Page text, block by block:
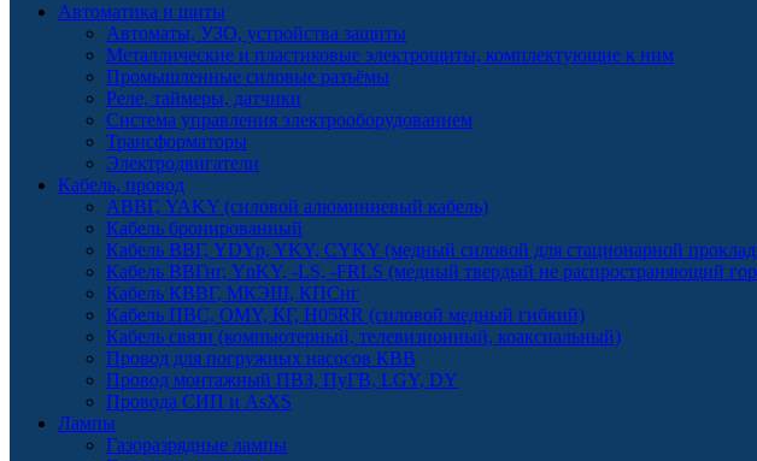
Автоматика и щиты
Автоматы, УЗО, устройства защиты
Металлические и пластиковые электрощиты, комплектующие к ним
Промышленные силовые разъёмы
Реле, таймеры, датчики
Система управления электрооборудованием
Трансформаторы
Электродвигатели
Кабель, провод
АВВГ, YAKY (силовой алюминиевый кабель)
Кабель бронированный
Кабель ВВГ, YDYp, YKY, CYKY (медный силовой для стационарной
Кабель ВВГнг, YnKY, -LS, -FRLS (медный твердый не распространяющий
Кабель КВВГ, МКЭШ, КПСнг
Кабель ПВС, OMY, КГ, H05RR (силовой медный гибкий)
Кабель связи (компьютерный, телевизионный, коаксиальный)
Провод для погружных насосов КВВ
Провод монтажный ПВЗ, ПуГВ, LGY, DY
Провода СИП и AsXS
Лампы
Газоразрядные лампы